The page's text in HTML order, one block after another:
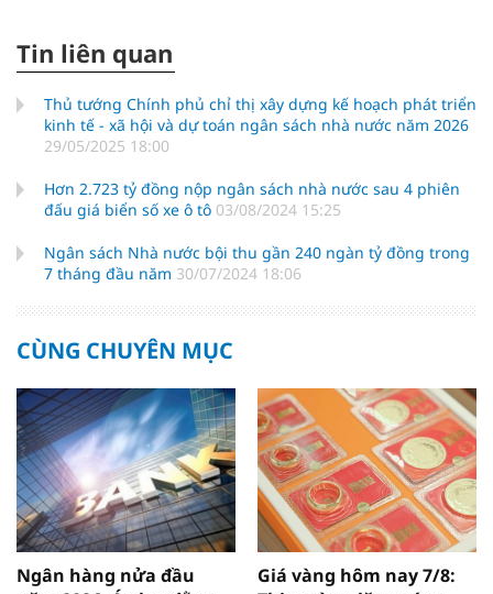
Tin liên quan
Thủ tướng Chính phủ chỉ thị xây dựng kế hoạch phát triển
kinh tế - xã hội và dự toán ngân sách nhà nước năm 2026
29/05/2025 18:00
Hơn 2.723 tỷ đồng nộp ngân sách nhà nước sau 4 phiên
đấu giá biển số xe ô tô 03/08/2024 15:25
Ngân sách Nhà nước bội thu gần 240 ngàn tỷ đồng trong
7 tháng đầu năm 30/07/2024 18:06
CÙNG CHUYÊN MỤC
Ngân hàng nửa đầu
Giá vàng hôm nay 7/8: